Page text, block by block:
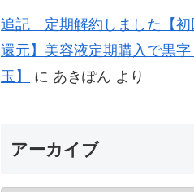
追記 定期解約しました【初
還元】美容液定期購入で黒
玉】
に あきぽん より
アーカイブ